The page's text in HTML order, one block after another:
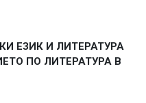
ЕЗИК И ЛИТЕРАТУРА
ПО ЛИТЕРАТУРА В